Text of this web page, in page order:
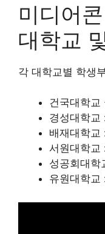
미디어
대학교
각 대학교별 학생
건국대학교
경성대학교
배재대학교
서원대학교
성공회대학
유원대학교